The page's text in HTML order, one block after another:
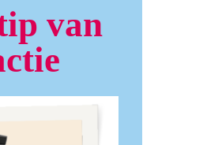
van